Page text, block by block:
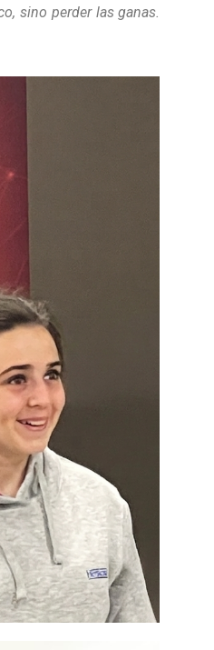
sino perder las ganas.